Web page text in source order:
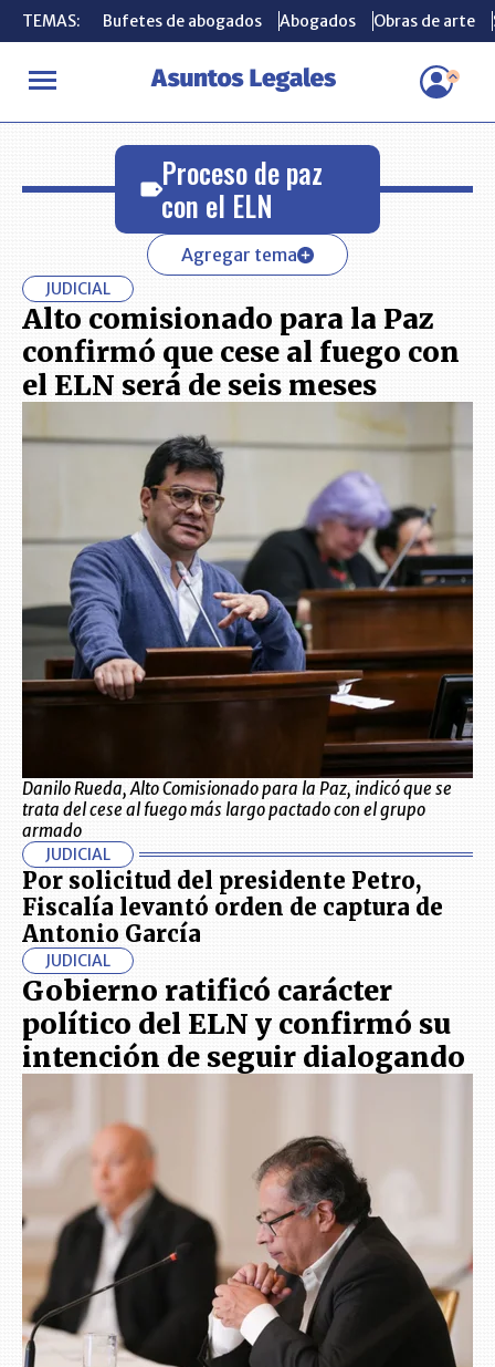
TEMAS: Bufetes de abogados Abogados Obras de arte
INICIO Proceso de paz con el ELN
TEMAS: Bufetes de abogados Abogados Obras de arte
Proceso de paz
con el ELN
Agregar tema
JUDICIAL
Alto comisionado para la Paz
confirmó que cese al fuego con
el ELN será de seis meses
Danilo Rueda, Alto Comisionado para la Paz, indicó que se
trata del cese al fuego más largo pactado con el grupo
armado
JUDICIAL
Por solicitud del presidente Petro,
Fiscalía levantó orden de captura de
Antonio García
JUDICIAL
Gobierno ratificó carácter
político del ELN y confirmó su
intención de seguir dialogando